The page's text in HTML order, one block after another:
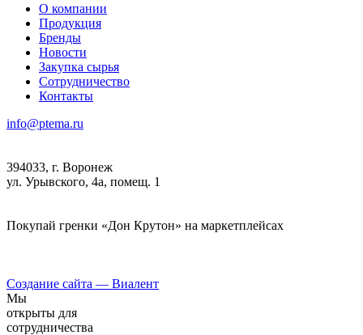
О компании
Продукция
Бренды
Новости
Закупка сырья
Сотрудничество
Контакты
info@ptema.ru
394033, г. Воронеж
ул. Урывского, 4а, помещ. 1
Покупай гренки «Дон Крутон» на маркетплейсах
Создание сайта — Виалент
Мы
открыты для
сотрудничества